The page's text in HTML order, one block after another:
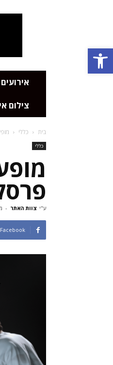
Open toolbar
צילום
בית כללי
כללי
ע"י צוות האתר -